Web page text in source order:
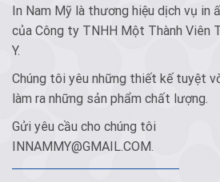
In Nam Mỹ là thương hiệu dịch vụ in
của Công ty TNHH Một Thành Viên
Y.
Chúng tôi yêu những thiết kế tuyệt
làm ra những sản phẩm chất lượng.
Gửi yêu cầu cho chúng tôi
INNAMMY@GMAIL.COM